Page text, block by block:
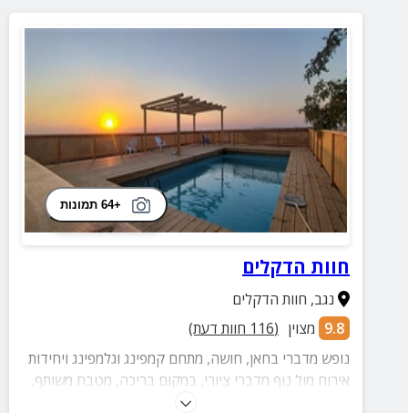
+64 תמונות
חוות הדקלים
נגב, חוות הדקלים
9.8 מצוין (
116 חוות דעת)
נופש מדברי בחאן, חושה, מתחם קמפינג וגלמפינג ויחידות
אירוח מול נוף מדברי ציורי, במקום בריכה, מטבח משותף,
פינת חי. מתאים לקבוצות, צשפחות וזוגת